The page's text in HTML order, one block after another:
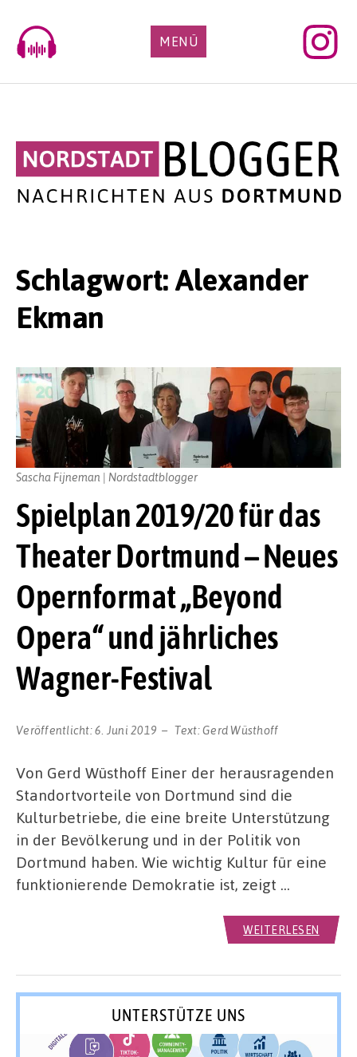
content
MENÜ
Schlagwort:Alexander
Ekman
Spielplan 2019/20 für das
Theater Dortmund – Neues
Opernformat „Beyond
Opera“ und jährliches
Wagner-Festival
Veröffentlicht:6. Juni 2019 Text:Gerd Wüsthoff
Sascha Fijneman | Nordstadtblogger
Von Gerd Wüsthoff Einer der herausragenden
Standortvorteile von Dortmund sind die
Kulturbetriebe, die eine breite Unterstützung
in der Bevölkerung und in der Politik von
Dortmund haben. Wie wichtig Kultur für eine
funktionierende Demokratie ist, zeigt …
WEITERLESEN
UNTERSTÜTZE UNS